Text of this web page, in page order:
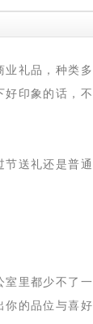
礼品，种类多
印象的话，
送礼还是普
里都少不了
的品位与喜好